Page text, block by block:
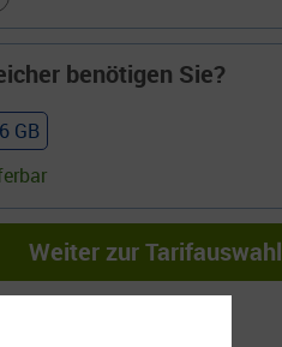
benötigen Sie?
GB
Weiter zur Tarifauswahl